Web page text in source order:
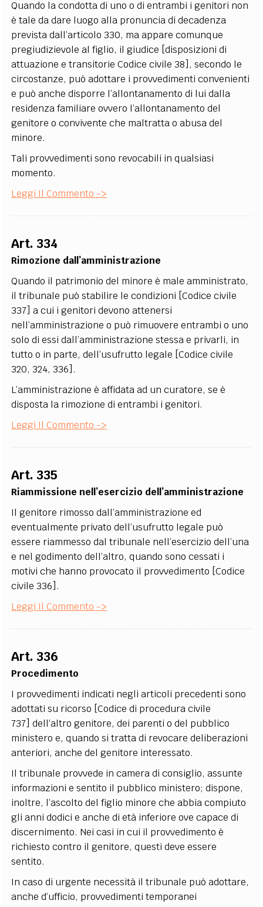
Quando la condotta di uno o di entrambi i genitori non
è tale da dare luogo alla pronuncia di decadenza
prevista dall’articolo 330, ma appare comunque
pregiudizievole al figlio, il giudice [disposizioni di
attuazione e transitorie Codice civile 38], secondo le
circostanze, può adottare i provvedimenti convenienti
e può anche disporre l’allontanamento di lui dalla
residenza familiare ovvero l’allontanamento del
genitore o convivente che maltratta o abusa del
minore.
Tali provvedimenti sono revocabili in qualsiasi
momento.
Leggi Il Commento ->
Art. 334
Rimozione dall’amministrazione
Quando il patrimonio del minore è male amministrato,
il tribunale può stabilire le condizioni [Codice civile
337] a cui i genitori devono attenersi
nell’amministrazione o può rimuovere entrambi o uno
solo di essi dall’amministrazione stessa e privarli, in
tutto o in parte, dell’usufrutto legale [Codice civile
320, 324, 336].
L’amministrazione è affidata ad un curatore, se è
disposta la rimozione di entrambi i genitori.
Leggi Il Commento ->
Art. 335
Riammissione nell’esercizio dell’amministrazione
Il genitore rimosso dall’amministrazione ed
eventualmente privato dell’usufrutto legale può
essere riammesso dal tribunale nell’esercizio dell’una
e nel godimento dell’altro, quando sono cessati i
motivi che hanno provocato il provvedimento [Codice
civile 336].
Leggi Il Commento ->
Art. 336
Procedimento
I provvedimenti indicati negli articoli precedenti sono
adottati su ricorso [Codice di procedura civile
737] dell’altro genitore, dei parenti o del pubblico
ministero e, quando si tratta di revocare deliberazioni
anteriori, anche del genitore interessato.
Il tribunale provvede in camera di consiglio, assunte
informazioni e sentito il pubblico ministero; dispone,
inoltre, l’ascolto del figlio minore che abbia compiuto
gli anni dodici e anche di età inferiore ove capace di
discernimento. Nei casi in cui il provvedimento è
richiesto contro il genitore, questi deve essere
sentito.
In caso di urgente necessità il tribunale può adottare,
anche d’ufficio, provvedimenti temporanei